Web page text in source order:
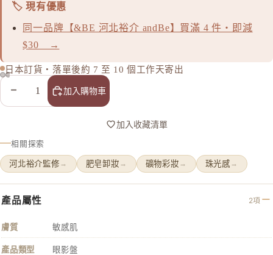
🏷️ 現有優惠
同一品牌【&BE 河北裕介 andBe】買滿 4 件・即減
$30 →
日本訂貨・落單後約 7 至 10 個工作天寄出
減少數量 增加數量
加入購物車
加入收藏清單
相關探索
河北裕介監修 → 肥皂卸妝 → 礦物彩妝 → 珠光感 →
產品屬性 2項
膚質 敏感肌
產品類型 眼影盤